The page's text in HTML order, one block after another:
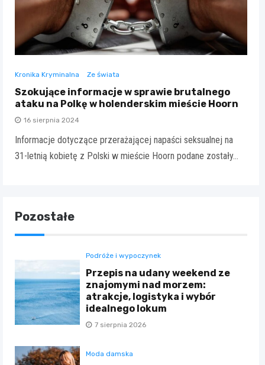
Kronika Kryminalna Ze świata
Szokujące informacje w sprawie brutalnego
ataku na Polkę w holenderskim mieście Hoorn
16 sierpnia 2024
Informacje dotyczące przerażającej napaści seksualnej na
31-letnią kobietę z Polski w mieście Hoorn podane zostały…
Pozostałe
Podróże i wypoczynek
Przepis na udany weekend ze
znajomymi nad morzem:
atrakcje, logistyka i wybór
idealnego lokum
7 sierpnia 2026
Moda damska